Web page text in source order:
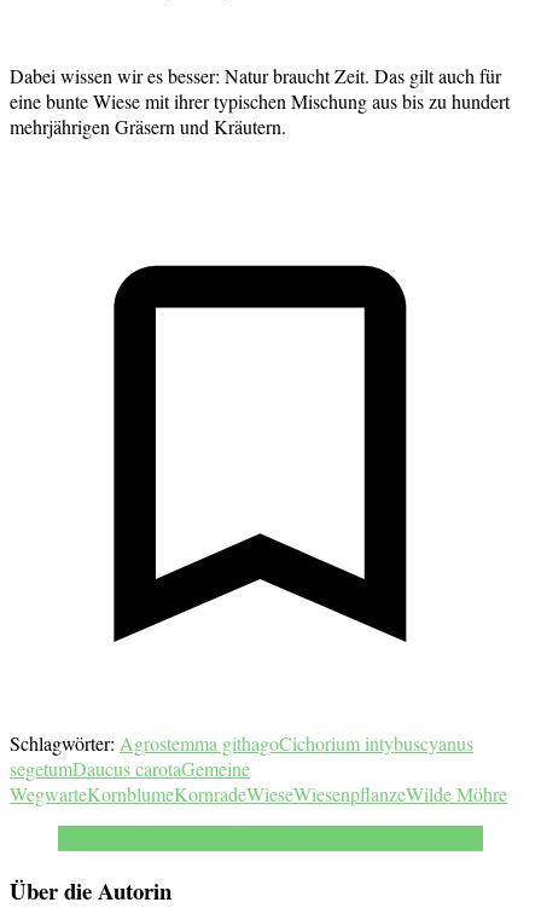
Dabei wissen wir es besser: Natur braucht Zeit. Das gilt auch für
eine bunte Wiese mit ihrer typischen Mischung aus bis zu hundert
mehrjährigen Gräsern und Kräutern.
Schlagwörter: Agrostemma githagoCichorium intybuscyanus
segetumDaucus carotaGemeine
WegwarteKornblumeKornradeWieseWiesenpflanzeWilde Möhre
Über die Autorin